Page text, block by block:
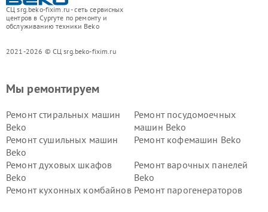
СЦ srg.beko-fixim.ru - сеть сервисных
центров в Сургуте по ремонту и
обслуживанию техники Beko
2021-2026 © СЦ srg.beko-fixim.ru
Мы ремонтируем
Ремонт стиральных машин
Beko
Ремонт посудомоечных
машин Beko
Ремонт сушильных машин
Beko
Ремонт кофемашин Beko
Ремонт духовых шкафов
Beko
Ремонт варочных панелей
Beko
Ремонт кухонных комбайнов Ремонт парогенераторов